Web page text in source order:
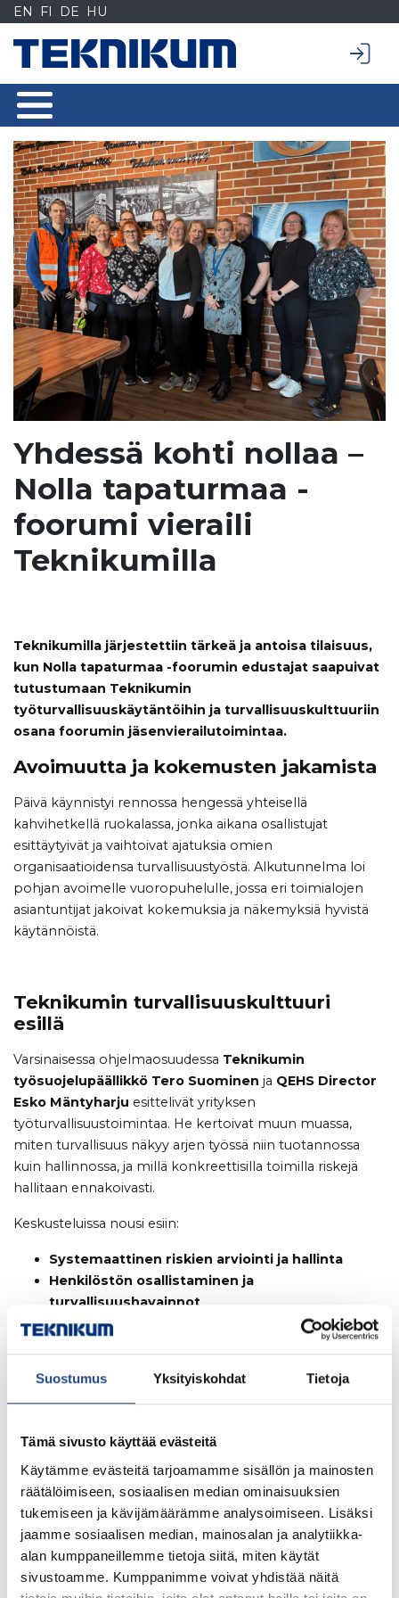
Suostumus Yksityiskohdat Tietoja
Tämä sivusto käyttää evästeitä
Käytämme evästeitä tarjoamamme sisällön ja mainosten
räätälöimiseen, sosiaalisen median ominaisuuksien
tukemiseen ja kävijämäärämme analysoimiseen. Lisäksi
jaamme sosiaalisen median, mainosalan ja analytiikka-
alan kumppaneillemme tietoja siitä, miten käytät
sivustoamme. Kumppanimme voivat yhdistää näitä
Siirry
sisältöön
EN FI DE HU
Yhdessä kohti nollaa –
Nolla tapaturmaa -
foorumi vieraili
Teknikumilla
Teknikumilla järjestettiin tärkeä ja antoisa tilaisuus,
kun Nolla tapaturmaa -foorumin edustajat saapuivat
tutustumaan Teknikumin
työturvallisuuskäytäntöihin ja turvallisuuskulttuuriin
osana foorumin jäsenvierailutoimintaa.
Avoimuutta ja kokemusten jakamista
Päivä käynnistyi rennossa hengessä yhteisellä
kahvihetkellä ruokalassa, jonka aikana osallistujat
esittäytyivät ja vaihtoivat ajatuksia omien
organisaatioidensa turvallisuustyöstä. Alkutunnelma loi
pohjan avoimelle vuoropuhelulle, jossa eri toimialojen
asiantuntijat jakoivat kokemuksia ja näkemyksiä hyvistä
käytännöistä.
Teknikumin turvallisuuskulttuuri
esillä
Varsinaisessa ohjelmaosuudessa Teknikumin
työsuojelupäällikkö Tero Suominen ja QEHS Director
Esko Mäntyharju esittelivät yrityksen
työturvallisuustoimintaa. He kertoivat muun muassa,
miten turvallisuus näkyy arjen työssä niin tuotannossa
kuin hallinnossa, ja millä konkreettisilla toimilla riskejä
hallitaan ennakoivasti.
Keskusteluissa nousi esiin:
Systemaattinen riskien arviointi ja hallinta
Henkilöstön osallistaminen ja
turvallisuushavainnot
Johtamisen ja esihenkilötyön rooli
kanssa
Tehdaskierros – turvallisuutta
käytännössä
Tilaisuuden päätteeksi osallistujat pääsivät
tehdaskierrokselle, jossa Teknikumin tuotantotilat ja
työpisteet avautuivat konkreettisesti vieraille. Kierroksen
aikana osallistujilla oli mahdollisuus tehdä omia
turvallisuushavaintojaan ja antaa kehitysehdotuksia. Tämä